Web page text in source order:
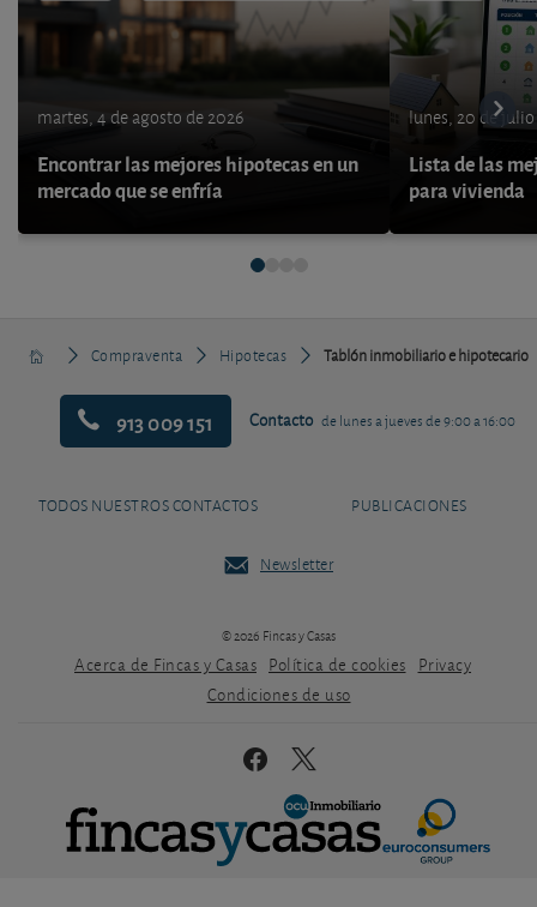
martes, 4 de agosto de 2026
Encontrar las mejores hipotecas en un
mercado que se enfría
lunes, 20 de
Lista de las
para vivienda
Compraventa Hipotecas Tablón inmobiliario e hipotecario
913 009 151 Contacto de lunes a jueves de 9:00 a 16:00
TODOS NUESTROS CONTACTOS PUBLICACIONES
Newsletter
© 2026 Fincas y Casas
Acerca de Fincas y Casas Política de cookies
Privacy
Condiciones de uso